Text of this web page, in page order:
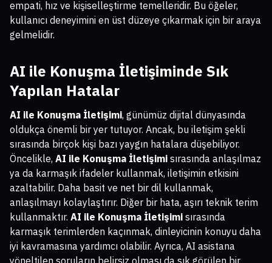
empati, hız ve kişiselleştirme temelleridir. Bu öğeler,
kullanıcı deneyimini en üst düzeye çıkarmak için bir araya
gelmelidir.
AI ile Konuşma İletişiminde Sık
Yapılan Hatalar
AI ile Konuşma İletişimi, günümüz dijital dünyasında
oldukça önemli bir yer tutuyor. Ancak, bu iletişim şekli
sırasında birçok kişi bazı yaygın hatalara düşebiliyor.
Öncelikle, AI ile Konuşma İletişimi sırasında anlaşılmaz
ya da karmaşık ifadeler kullanmak, iletişimin etkisini
azaltabilir. Daha basit ve net bir dil kullanmak,
anlaşılmayı kolaylaştırır. Diğer bir hata, aşırı teknik terim
kullanmaktır. AI ile Konuşma İletişimi sırasında
karmaşık terimlerden kaçınmak, dinleyicinin konuyu daha
iyi kavramasına yardımcı olabilir. Ayrıca, AI asistana